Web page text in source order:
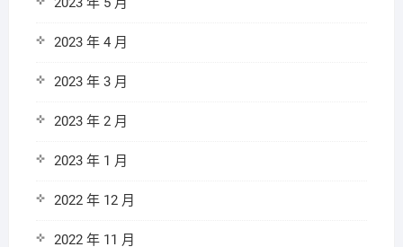
2023 年 4 月
2023 年 3 月
2023 年 2 月
2023 年 1 月
2022 年 12 月
2022 年 11 月